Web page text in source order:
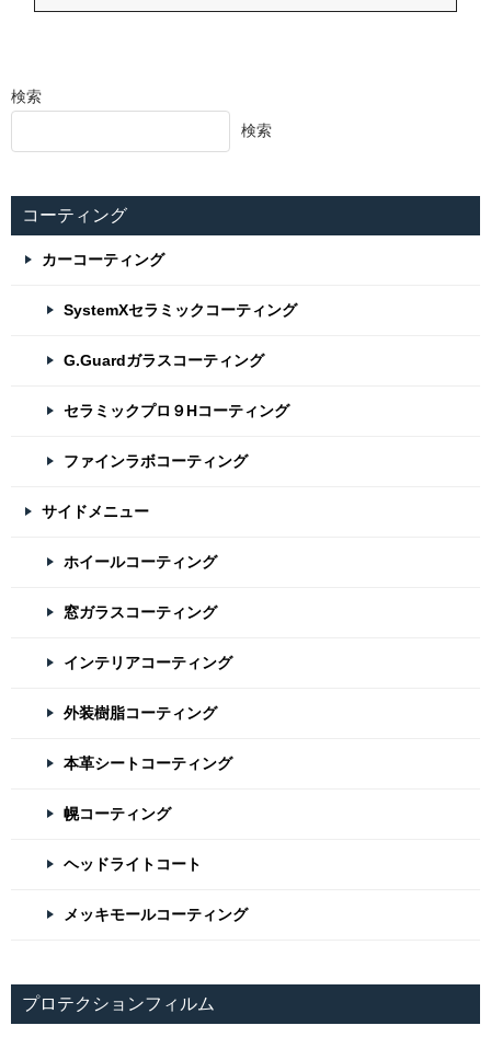
検索
検索
コーティング
カーコーティング
SystemXセラミックコーティング
G.Guardガラスコーティング
セラミックプロ９Hコーティング
ファインラボコーティング
サイドメニュー
ホイールコーティング
窓ガラスコーティング
インテリアコーティング
外装樹脂コーティング
本革シートコーティング
幌コーティング
ヘッドライトコート
メッキモールコーティング
プロテクションフィルム